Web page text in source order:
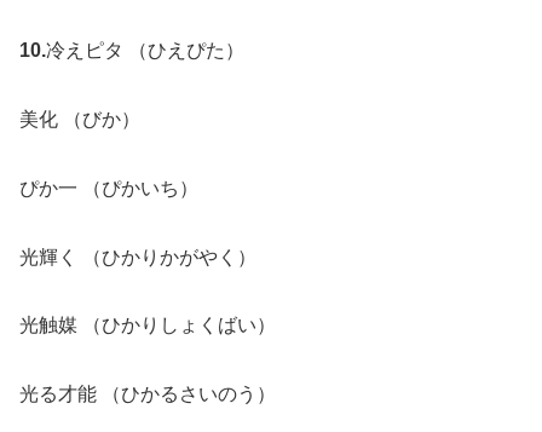
10.冷えピタ （ひえぴた）
美化 （びか）
ぴか一 （ぴかいち）
光輝く （ひかりかがやく）
光触媒 （ひかりしょくばい）
光る才能 （ひかるさいのう）